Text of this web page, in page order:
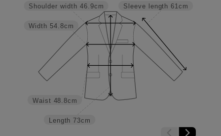
Sleeve length 61cm
Length 73cm
Waist 48.8cm
Width 54.8cm
Shoulder width 46.9cm